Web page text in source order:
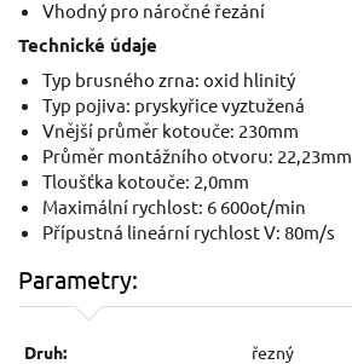
Vhodný pro náročné řezání
Technické údaje
Typ brusného zrna: oxid hlinitý
Typ pojiva: pryskyřice vyztužená
Vnější průměr kotouče: 230mm
Průměr montážního otvoru: 22,23mm
Tloušťka kotouče: 2,0mm
Maximální rychlost: 6 600ot/min
Přípustná lineární rychlost V: 80m/s
Parametry:
Druh:
řezný